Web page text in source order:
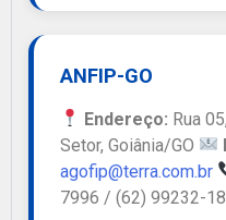
ANFIP-GO
Endereço: Rua
Setor, Goiânia/GO
agofip@terra.com.br
7996 / (62) 99232-